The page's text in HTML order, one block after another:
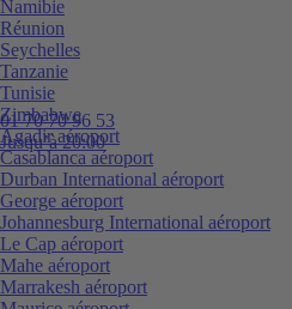
01 70 70 96 53
Jusqu’à 20:00
Namibie
Réunion
Seychelles
Tanzanie
Tunisie
Zimbabwe
Agadir aéroport
Casablanca aéroport
Durban International aéroport
George aéroport
Johannesburg International aéroport
Le Cap aéroport
Mahe aéroport
Marrakesh aéroport